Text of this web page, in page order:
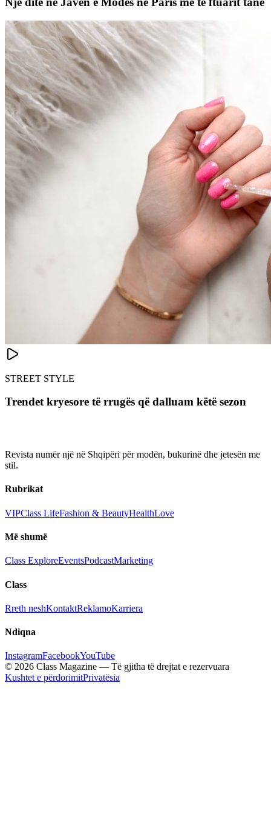
STREET STYLE
Trendet kryesore të rrugës që dalluam këtë sezon
Revista numër një në Shqipëri për modën, bukurinë dhe jetesën me
stil.
Rubrikat
VIPClass LifeFashion & BeautyHealthLove
Më shumë
Class ExploreEventsPodcastMarketing
Class
Rreth neshKontaktReklamoKarriera
Ndiqna
InstagramFacebookYouTube
© 2026 Class Magazine — Të gjitha të drejtat e rezervuara
Kushtet e përdorimitPrivatësia